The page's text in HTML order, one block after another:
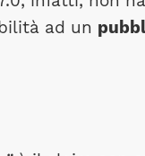
ad un